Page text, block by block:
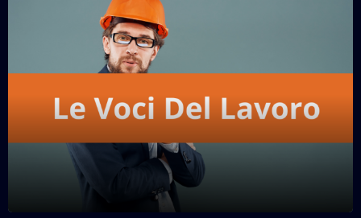
Motori A 360 Gradi – 44^ Puntata
Motori A 360 Gradi – 43^ Puntata
Motori A 360 Gradi – 42^ Puntata